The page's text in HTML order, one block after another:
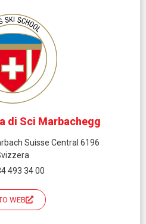
di Sci Marbachegg
Suisse Central 6196
493 34 00
WEB